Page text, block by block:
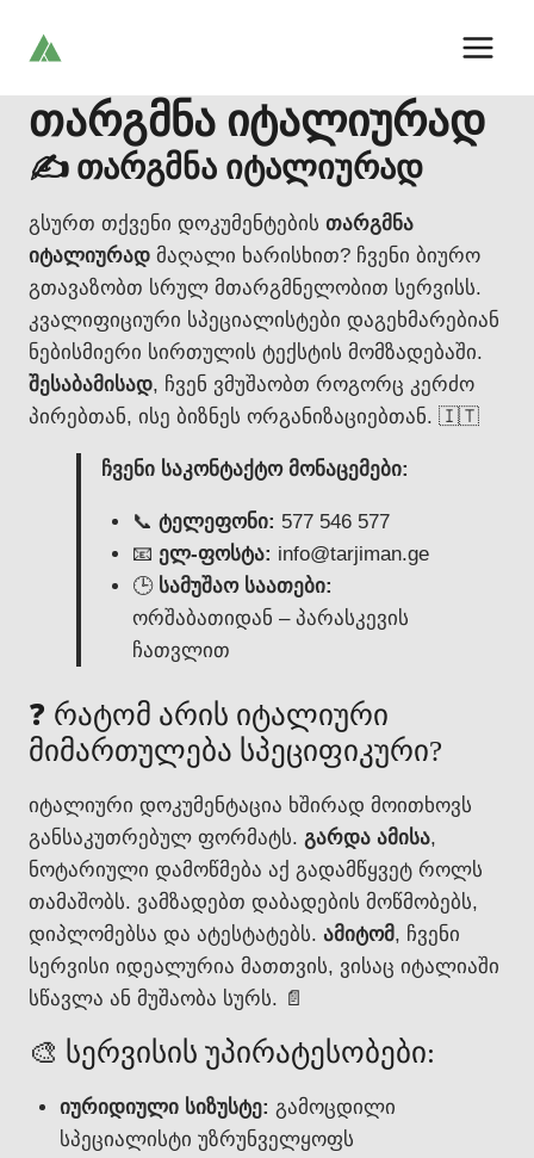
თარგმნა იტალიურად
✍️ თარგმნა იტალიურად
გსურთ თქვენი დოკუმენტების თარგმნა
იტალიურად მაღალი ხარისხით? ჩვენი ბიურო
გთავაზობთ სრულ მთარგმნელობით სერვისს.
კვალიფიციური სპეციალისტები დაგეხმარებიან
ნებისმიერი სირთულის ტექსტის მომზადებაში.
შესაბამისად, ჩვენ ვმუშაობთ როგორც კერძო
პირებთან, ისე ბიზნეს ორგანიზაციებთან. 🇮🇹
ჩვენი საკონტაქტო მონაცემები:
📞 ტელეფონი: 577 546 577
📧 ელ-ფოსტა: info@tarjiman.ge
🕒 სამუშაო საათები:
ორშაბათიდან – პარასკევის
ჩათვლით
❓ რატომ არის იტალიური
მიმართულება სპეციფიკური?
იტალიური დოკუმენტაცია ხშირად მოითხოვს
განსაკუთრებულ ფორმატს. გარდა ამისა,
ნოტარიული დამოწმება აქ გადამწყვეტ როლს
თამაშობს. ვამზადებთ დაბადების მოწმობებს,
დიპლომებსა და ატესტატებს. ამიტომ, ჩვენი
სერვისი იდეალურია მათთვის, ვისაც იტალიაში
სწავლა ან მუშაობა სურს. 📄
🎨 სერვისის უპირატესობები:
იურიდიული სიზუსტე: გამოცდილი
სპეციალისტი უზრუნველყოფს